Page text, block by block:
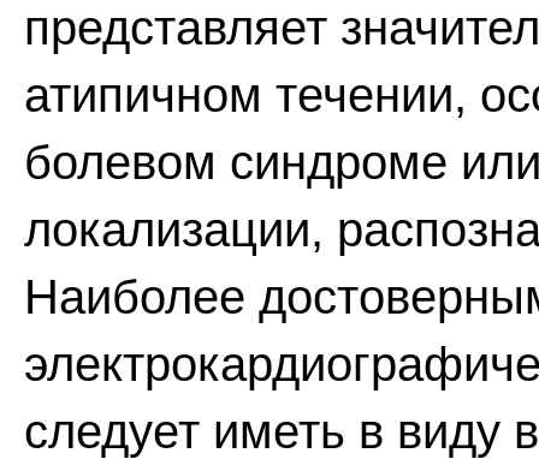
представляет
атипичном течении,
болевом синдроме
локализации,
Наиболее
следует иметь в виду